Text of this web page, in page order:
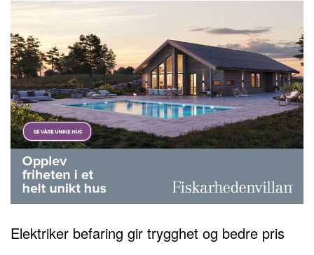
Elektriker befaring gir trygghet og bedre pris